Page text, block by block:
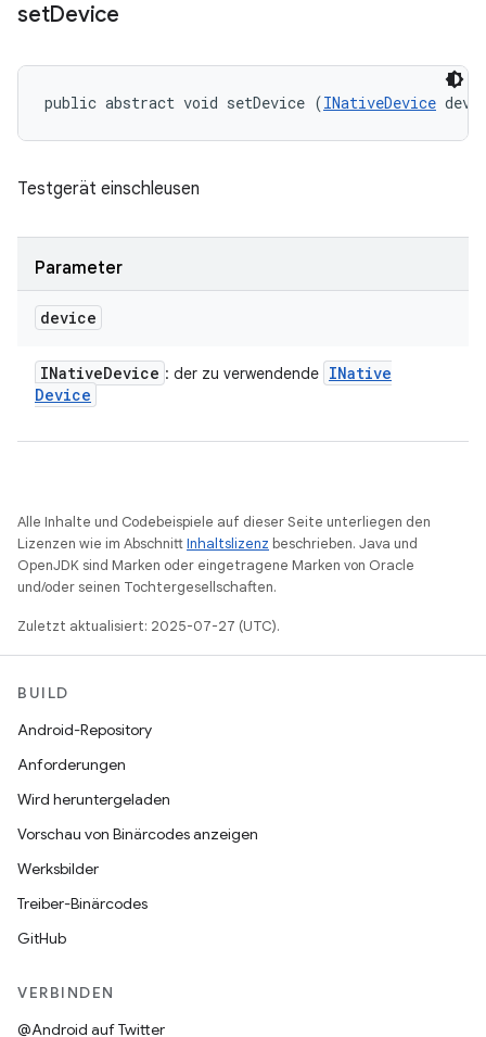
setDevice
public abstract void setDevice (INativeDevice
Testgerät einschleusen
Parameter
device
INativeDevice : der zu verwendende INative
Device
Alle Inhalte und Codebeispiele auf dieser Seite unterliegen den
Lizenzen wie im AbschnittInhaltslizenz beschrieben. Java und
OpenJDK sind Marken oder eingetragene Marken von Oracle
und/oder seinen Tochtergesellschaften.
Zuletzt aktualisiert: 2025-07-27 (UTC).
BUILD
Android-Repository
Anforderungen
Wird heruntergeladen
Vorschau von Binärcodes anzeigen
Werksbilder
Treiber-Binärcodes
GitHub
VERBINDEN
@Android auf Twitter